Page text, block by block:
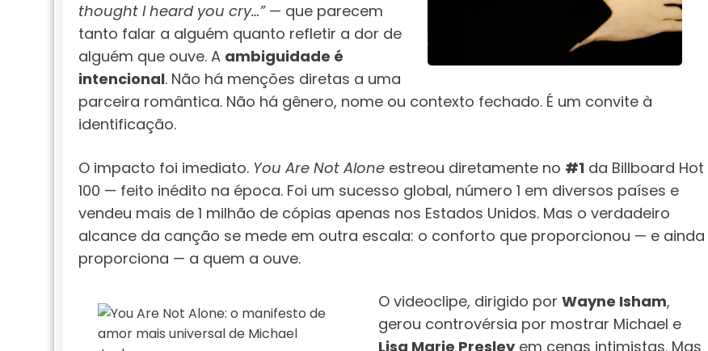
thought I heard you cry…”— que parecem
tanto falar a alguém quanto refletir a dor de
alguém que ouve. A ambiguidade é
intencional. Não há menções diretas a uma
parceira romântica. Não há gênero, nome ou contexto fechado. É um convite à
identificação.
O impacto foi imediato. You Are Not Alone estreou diretamente no #1 da Billboard Hot
100 — feito inédito na época. Foi um sucesso global, número 1 em diversos países e
vendeu mais de 1 milhão de cópias apenas nos Estados Unidos. Mas o verdadeiro
alcance da canção se mede em outra escala: o conforto que proporcionou — e ainda
proporciona — a quem a ouve.
O videoclipe, dirigido por Wayne Isham,
gerou controvérsia por mostrar Michael e
Lisa Marie Presleyem cenas intimistas. Mas